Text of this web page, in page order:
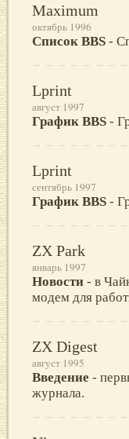
Maximum
октябрь 1996
Список BBS -
Lprint
август 1997
График BBS -
Lprint
сентябрь 1997
График BBS -
ZX Park
январь 1997
Новости - в
модем для
ZX Digest
август 1995
Введение -
журнала.